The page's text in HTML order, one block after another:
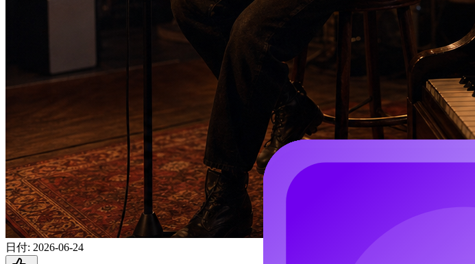
日付: 2026-06-24